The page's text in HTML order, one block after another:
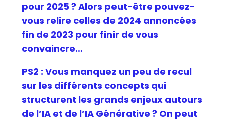
pour 2025 ? Alors peut-être pouvez-
vous relire celles de 2024 annoncées
fin de 2023 pour finir de vous
convaincre…
PS2 : Vous manquez un peu de recul
sur les différents concepts qui
structurent les grands enjeux autours
de l’IA et de l’IA Générative ? On peut